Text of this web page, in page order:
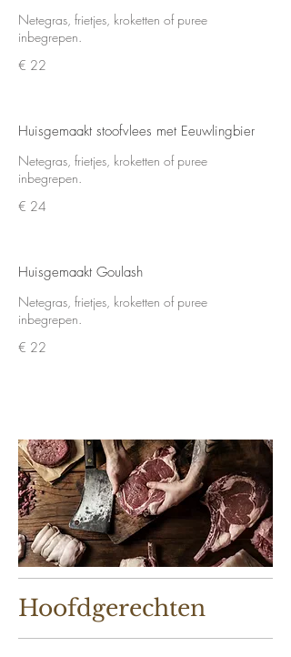
Netegras, frietjes, kroketten of puree
inbegrepen.
€ 22
Huisgemaakt stoofvlees met Eeuwlingbier
Netegras, frietjes, kroketten of puree
inbegrepen.
€ 24
Huisgemaakt Goulash
Netegras, frietjes, kroketten of puree
inbegrepen.
€ 22
Hoofdgerechten